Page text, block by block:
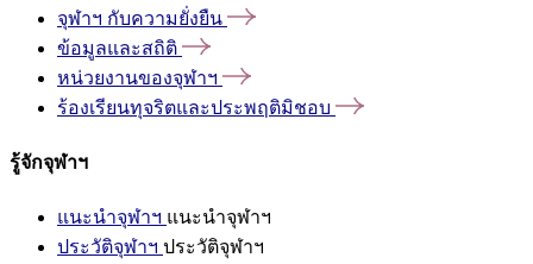
จุฬาฯ กับความยั่งยืน
ข้อมูลและสถิติ
หน่วยงานของจุฬาฯ
ร้องเรียนทุจริตและประพฤติมิชอบ
รู้จักจุฬาฯ
แนะนำจุฬาฯ แนะนำจุฬาฯ
ประวัติจุฬาฯ ประวัติจุฬาฯ